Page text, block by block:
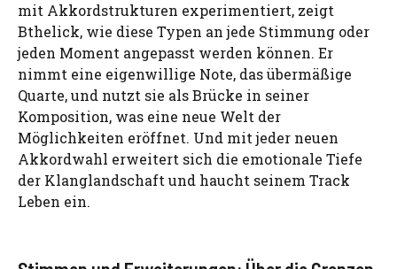
mit Akkordstrukturen experimentiert, zeigt
Bthelick, wie diese Typen an jede Stimmung oder
jeden Moment angepasst werden können. Er
nimmt eine eigenwillige Note, das übermäßige
Quarte, und nutzt sie als Brücke in seiner
Komposition, was eine neue Welt der
Möglichkeiten eröffnet. Und mit jeder neuen
Akkordwahl erweitert sich die emotionale Tiefe
der Klanglandschaft und haucht seinem Track
Leben ein.